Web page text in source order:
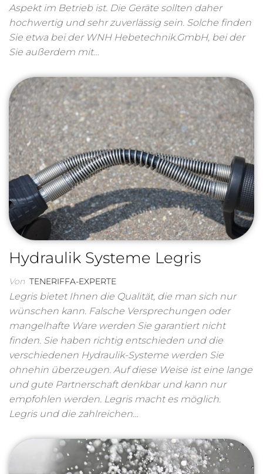
Aspekt im Betrieb ist. Die Geräte sollten daher
hochwertig und sehr zuverlässig sein. Solche finden
Sie etwa bei der WNH Hebetechnik.GmbH, bei der
Sie außerdem mit…
Hydraulik Systeme Legris
Von TENERIFFA-EXPERTE
Legris bietet Ihnen die Qualität, die man sich nur
wünschen kann. Falsche Versprechungen oder
mangelhafte Ware werden Sie garantiert nicht
finden. Sie haben richtig entschieden und die
verschiedenen Hydraulik-Systeme werden Sie
ohnehin überzeugen. Auf diese Weise ist eine lange
und gute Partnerschaft denkbar und kann nur
empfohlen werden. Legris macht es möglich.
Legris und die zahlreichen…